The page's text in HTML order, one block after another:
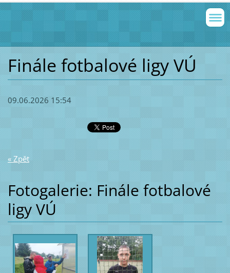
Finále fotbalové ligy VÚ
09.06.2026 15:54
« Zpět
Fotogalerie: Finále fotbalové
ligy VÚ